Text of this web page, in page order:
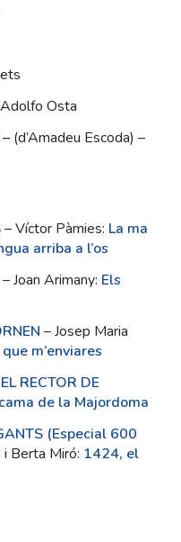
Osta
(d’Amadeu Escoda) –
– Víctor Pàmies: La ma
arriba a l’os
– Joan Arimany: Els
– Josep Maria
m’enviares
RECTOR DE
de la Majordoma
(Especial 600
Berta Miró: 1424, el